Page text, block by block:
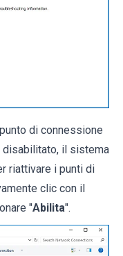
di connessione
disabilitato, il sistema
riattivare i punti di
clic con il
"Abilita".